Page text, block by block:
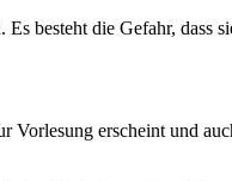
besteht die Gefahr, dass
erscheint und